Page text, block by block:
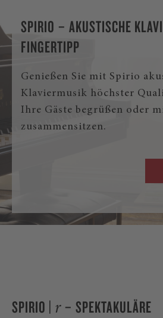
SPIRIO – AKUSTISCHE
FINGERTIPP
Genießen Sie mit Spirio
Klaviermusik höchster
Ihre Gäste begrüßen oder
zusammensitzen.
SPIRIO | r – SPEKTAKULÄRE